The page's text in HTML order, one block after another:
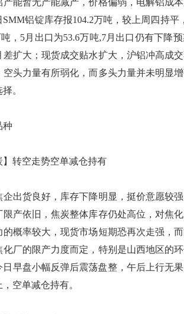
暂无产能减产，价格偏弱，电解铝成本
SMM铝锭库存报104.2万吨，较上周四持
吨，5月出口为53.6万吨,7月出口仍有下降
差扩大；现货成交贴水扩大，沪铝冲高成
空头力量有所弱化，而多头力量并未明显
。
转空走势空单减仓持有
货良好，库存下降明显，挺价意愿较强
限产依旧，焦炭整体库存仍处高位，对焦
的概率较大，现货市场短期恐再次走强，
化厂的限产力度而定，特别是山西地区的
日早盘小幅反弹后震荡盘整，午后上行无
空单减仓持有。